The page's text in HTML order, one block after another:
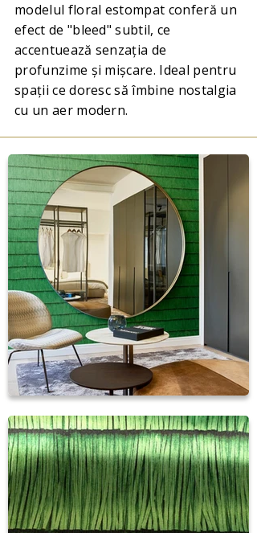
modelul floral estompat conferă un
efect de "bleed" subtil, ce
accentuează senzația de
profunzime și mișcare. Ideal pentru
spații ce doresc să îmbine nostalgia
cu un aer modern.